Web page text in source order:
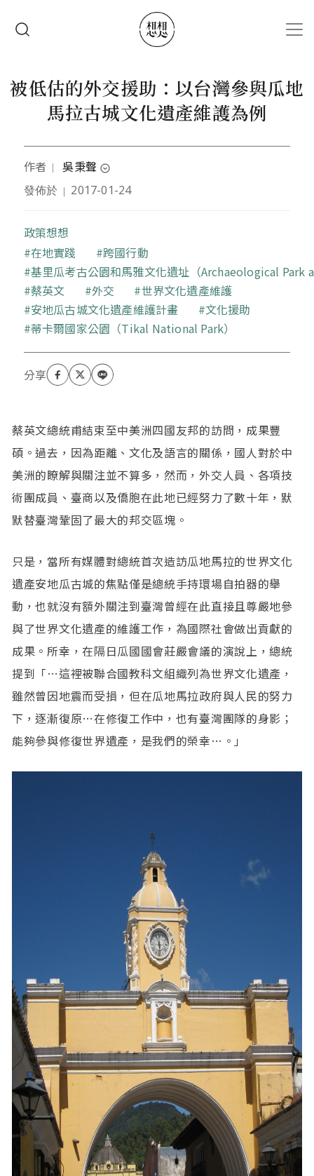
被低估的外交援助：以台灣參與瓜地
馬拉古城文化遺產維護為例
作者 ｜ 吳秉聲 expand_circle_down
作者為國立成功大學建築學系副教授，曾參與世界遺
2009）
發佈於 ｜ 2017-01-24
政策想想
關鍵字
在地實踐
跨國行動
基里瓜考古公園和馬雅文化遺址（Archaeological Park
蔡英文
外交
世界文化遺產維護
安地瓜古城文化遺產維護計畫
文化援助
蒂卡爾國家公園（Tikal National Park）
蔡英文總統甫結束至中美洲四國友邦的訪問，成果豐
碩。過去，因為距離、文化及語言的關係，國人對於中
美洲的瞭解與關注並不算多，然而，外交人員、各項技
術團成員、臺商以及僑胞在此地已經努力了數十年，默
默替臺灣鞏固了最大的邦交區塊。
只是，當所有媒體對總統首次造訪瓜地馬拉的世界文化
遺產安地瓜古城的焦點僅是總統手持環場自拍器的舉
動，也就沒有額外關注到臺灣曾經在此直接且尊嚴地參
與了世界文化遺產的維護工作，為國際社會做出貢獻的
成果。所幸，在隔日瓜國國會莊嚴會議的演說上，總統
提到「…這裡被聯合國教科文組織列為世界文化遺產，
雖然曾因地震而受損，但在瓜地馬拉政府與人民的努力
下，逐漸復原…在修復工作中，也有臺灣團隊的身影；
能夠參與修復世界遺產，是我們的榮幸…。」